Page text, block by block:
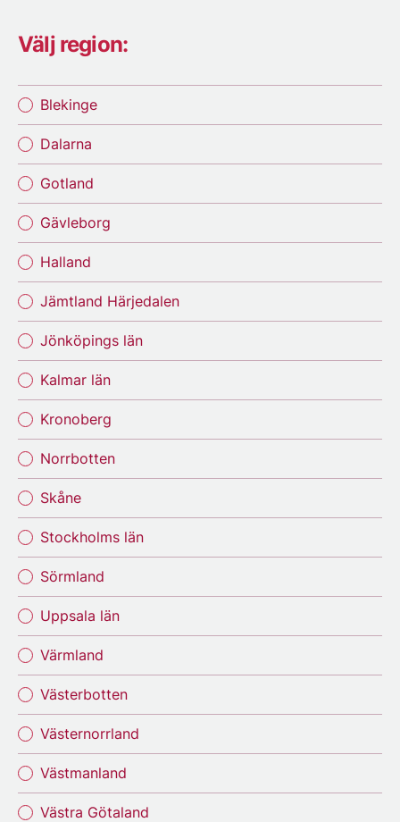
Välj region:
Blekinge
Dalarna
Gotland
Gävleborg
Halland
Jämtland Härjedalen
Jönköpings län
Kalmar län
Kronoberg
Norrbotten
Skåne
Stockholms län
Sörmland
Uppsala län
Värmland
Västerbotten
Västernorrland
Västmanland
Västra Götaland